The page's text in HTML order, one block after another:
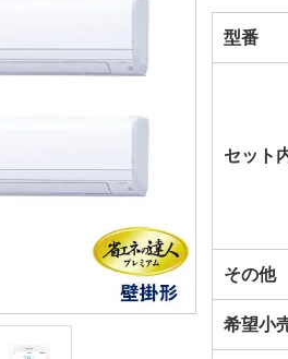
型番
セット
その他
希望小